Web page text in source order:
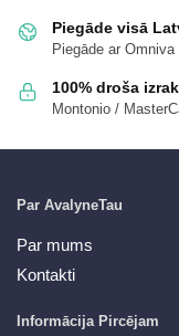
Piegāde visā
Piegāde ar
100% droša
Montonio /
Par AvalyneTau
Par mums
Kontakti
Informācija Pircējam